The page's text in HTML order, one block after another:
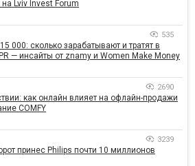
на Lviv Invest Forum
535
000: сколько зарабатывают и тратят в
— инсайты от znamy и Women Make Money
2690
как онлайн влияет на офлайн-продажи
COMFY
3239
принес Philips почти 10 миллионов